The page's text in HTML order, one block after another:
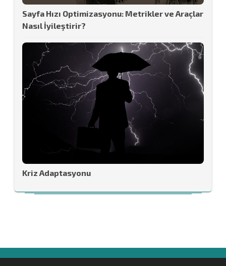
Sayfa Hızı Optimizasyonu: Metrikler ve Araçlar
Nasıl İyileştirir?
Kriz Adaptasyonu